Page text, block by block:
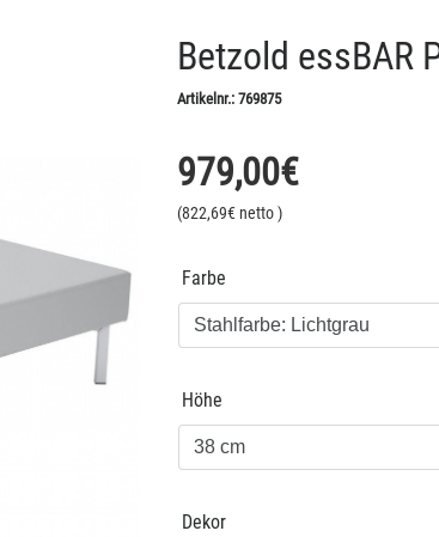
Betzold essBAR
Artikelnr.: 769875
979,00€
(822,69€ netto)
Farbe
Höhe
Dekor